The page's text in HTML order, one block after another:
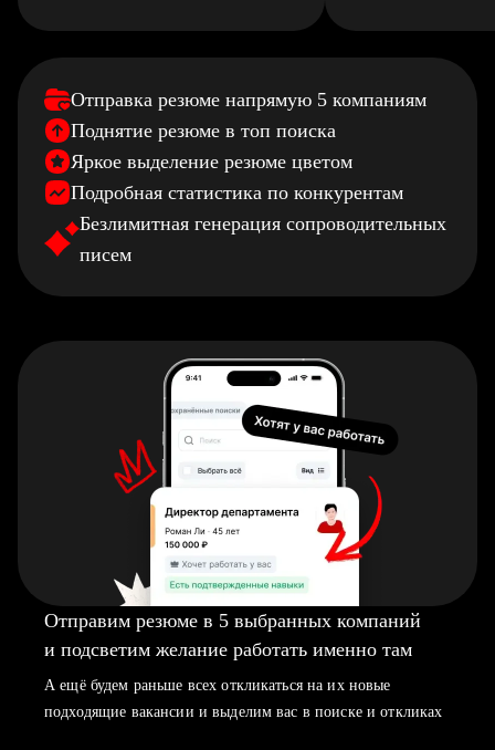
Отправка резюме напрямую 5 компаниям
Поднятие резюме в топ поиска
Яркое выделение резюме цветом
Подробная статистика по конкурентам
Безлимитная генерация сопроводительных
писем
Отправим резюме в 5 выбранных компаний
и подсветим желание работать именно там
А ещё будем раньше всех откликаться на их новые
подходящие вакансии и выделим вас в поиске и откликах